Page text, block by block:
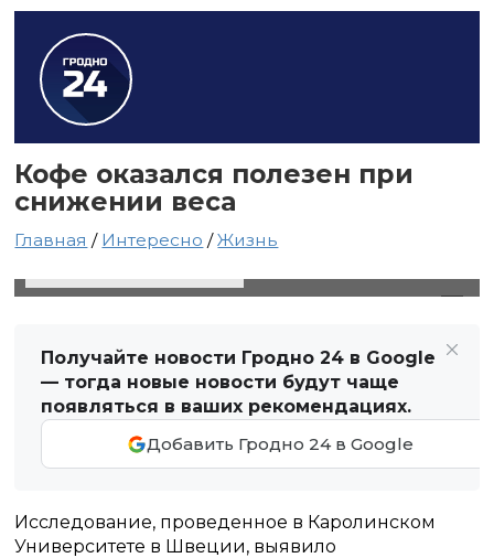
Кофе оказался полезен при
снижении веса
Главная / Интересно /Жизнь
Получайте новости Гродно 24 в Google
— тогда новые новости будут чаще
появляться в ваших рекомендациях.
Добавить Гродно 24 в Google
Исследование, проведенное в Каролинском
Университете в Швеции, выявило